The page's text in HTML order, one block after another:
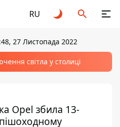
RU
27 Листопада 2022
світла у столиці
Opel збила 13-